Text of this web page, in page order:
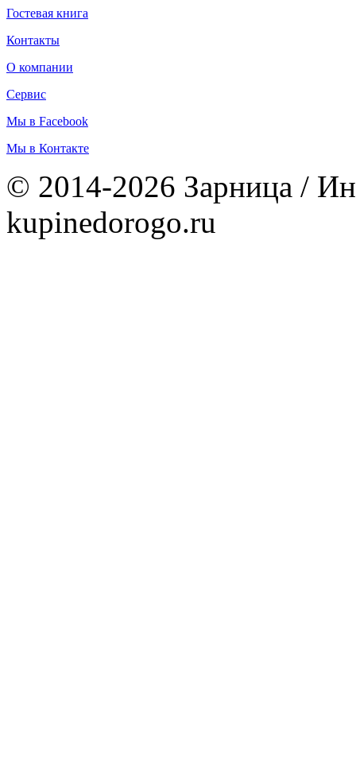
Гостевая книга
Контакты
О компании
Сервис
Мы в Facebook
Мы в Контакте
© 2014-2026 Зарница /
kupinedorogo.ru